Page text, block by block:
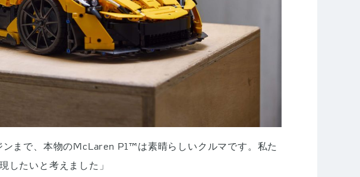
まで、本物のMcLaren P1™は素晴らしいクルマです。私た
したいと考えました」